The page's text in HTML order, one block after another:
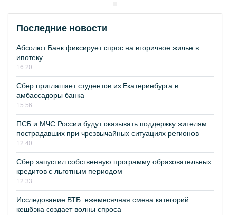
Последние новости
Абсолют Банк фиксирует спрос на вторичное жилье в
ипотеку
16:20
Сбер приглашает студентов из Екатеринбурга в
амбассадоры банка
15:56
ПСБ и МЧС России будут оказывать поддержку жителям
пострадавших при чрезвычайных ситуациях регионов
12:40
Сбер запустил собственную программу образовательных
кредитов с льготным периодом
12:33
Исследование ВТБ: ежемесячная смена категорий
кешбэка создает волны спроса